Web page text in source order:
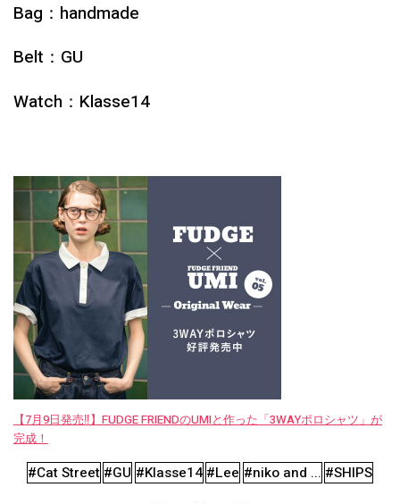
Bag： handmade
Belt： GU
Watch：Klasse14
【7月9日発売‼︎】FUDGE FRIENDのUMIと作った「3WAYポロシャツ」が
完成！
#Cat Street #GU #Klasse14 #Lee #niko and ... #SHIPS